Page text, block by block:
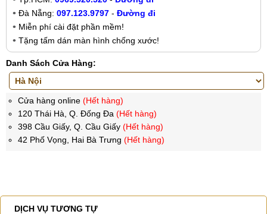
Đà Nẵng: 097.123.9797 - Đường đi
Miễn phí cài đặt phần mềm!
Tặng tấm dán màn hình chống xước!
Danh Sách Cửa Hàng:
Cửa hàng online (Hết hàng)
120 Thái Hà, Q. Đống Đa (Hết hàng)
398 Cầu Giấy, Q. Cầu Giấy (Hết hàng)
42 Phố Vọng, Hai Bà Trưng (Hết hàng)
DỊCH VỤ TƯƠNG TỰ